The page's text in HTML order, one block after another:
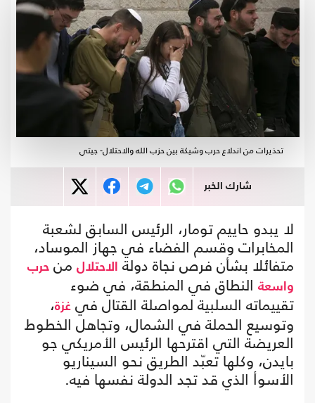
تحذيرات من اندلاع حرب وشيكة بين حزب الله والاحتلال- جيتي
شارك الخبر
لا يبدو حاييم تومار، الرئيس السابق لشعبة
المخابرات وقسم الفضاء في جهاز الموساد،
متفائلا بشأن فرص نجاة دولة الاحتلال من حرب
واسعة النطاق في المنطقة، في ضوء
تقييماته السلبية لمواصلة القتال في غزة،
وتوسيع الحملة في الشمال، وتجاهل الخطوط
العريضة التي اقترحها الرئيس الأمريكي جو
بايدن، وكلها تعبّد الطريق نحو السيناريو
الأسوأ الذي قد تجد الدولة نفسها فيه.